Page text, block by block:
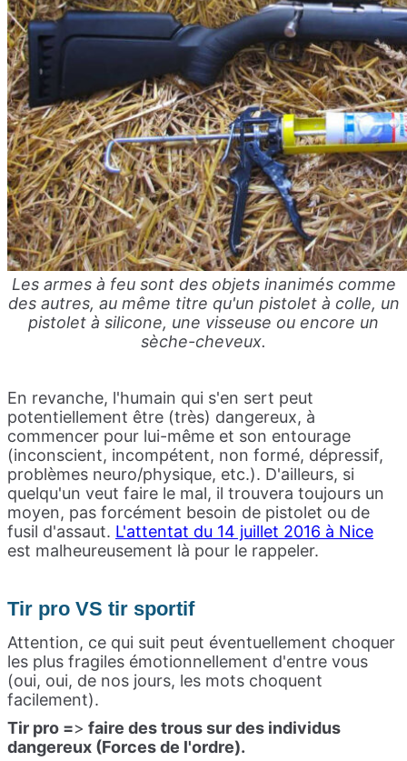
Les armes à feu sont des objets inanimés comme
des autres, au même titre qu'un pistolet à colle, un
pistolet à silicone, une visseuse ou encore un
sèche-cheveux.
En revanche, l'humain qui s'en sert peut
potentiellement être (très) dangereux, à
commencer pour lui-même et son entourage
(inconscient, incompétent, non formé, dépressif,
problèmes neuro/physique, etc.). D'ailleurs, si
quelqu'un veut faire le mal, il trouvera toujours un
moyen, pas forcément besoin de pistolet ou de
fusil d'assaut. L'attentat du 14 juillet 2016 à Nice
est malheureusement là pour le rappeler.
Tir pro VS tir sportif
Attention, ce qui suit peut éventuellement choquer
les plus fragiles émotionnellement d'entre vous
(oui, oui, de nos jours, les mots choquent
facilement).
Tir pro => faire des trous sur des individus
dangereux (Forces de l'ordre).